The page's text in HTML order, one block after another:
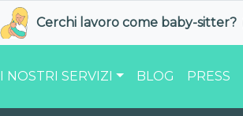
Cerchi lavoro come baby-sitter?
I NOSTRI SERVIZI BLOG PRESS